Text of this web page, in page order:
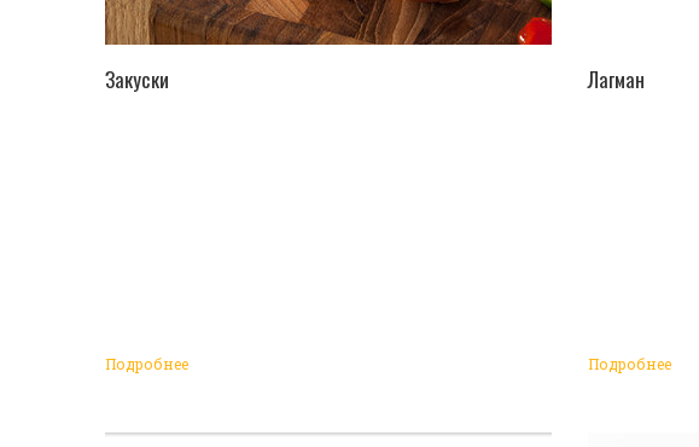
Закуски
Подробнее
Лагман
Подробнее